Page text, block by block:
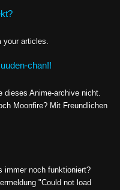
your articles.
chan!!
dieses Anime-archive nicht.
Moonfire? Mit Freundlichen
immer noch funktioniert?
"Could not load